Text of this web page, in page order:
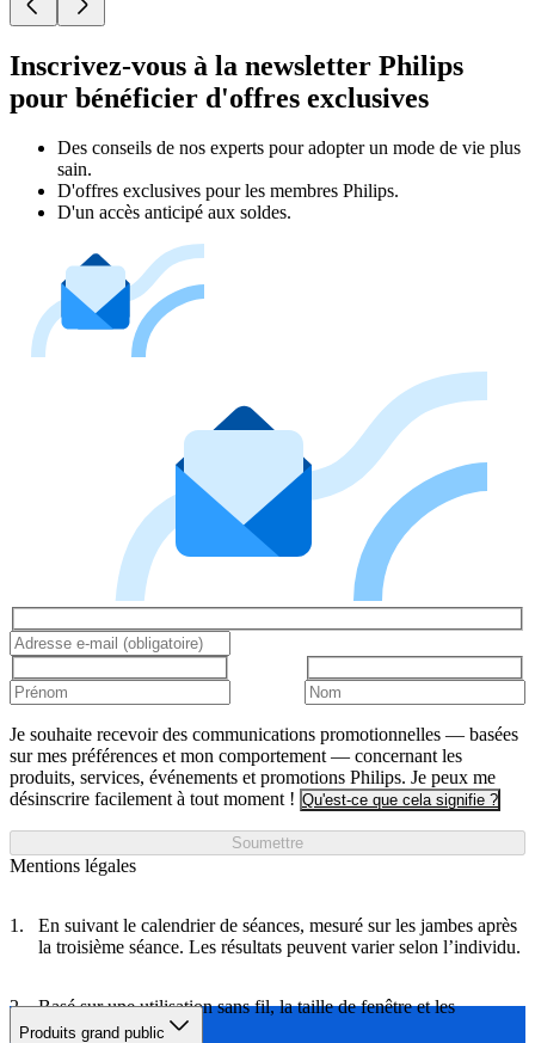
Inscrivez-vous à la newsletter Philips
pour bénéficier d'offres exclusives
Des conseils de nos experts pour adopter un mode de vie plus
sain.
D'offres exclusives pour les membres Philips.
D'un accès anticipé aux soldes.
Je souhaite recevoir des communications promotionnelles — basées
sur mes préférences et mon comportement — concernant les
produits, services, événements et promotions Philips. Je peux me
désinscrire facilement à tout moment ! Qu'est-ce que cela signifie ?
Soumettre
Mentions légales
En suivant le calendrier de séances, mesuré sur les jambes après
la troisième séance. Les résultats peuvent varier selon l’individu.
Basé sur une utilisation sans fil, la taille de fenêtre et les
accessoires incurvés.
Produits grand public